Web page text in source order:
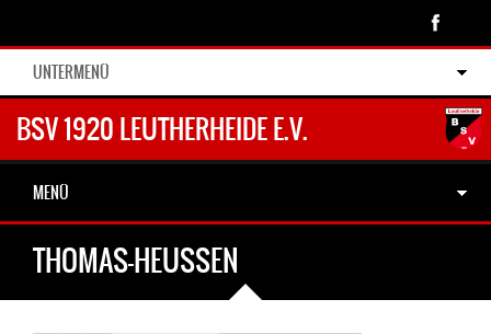
UNTERMENÜ
BSV 1920 LEUTHERHEIDE E.V.
MENÜ
THOMAS-HEUSSEN